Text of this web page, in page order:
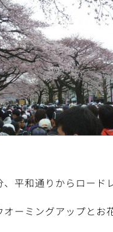
平和通りからロード
ーミングアップとお